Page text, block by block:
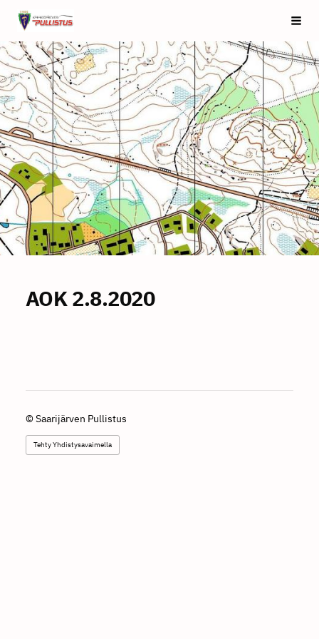
Siirry
sivun
sisältöön
Saarijärven Pullistus
AOK 2.8.2020
© Saarijärven Pullistus
Tehty Yhdistysavaimella